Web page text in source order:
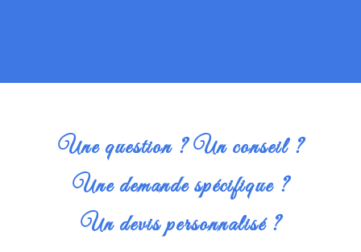
Une question ? Un conseil ?
Une demande spécifique ?
Un devis personnalisé ?